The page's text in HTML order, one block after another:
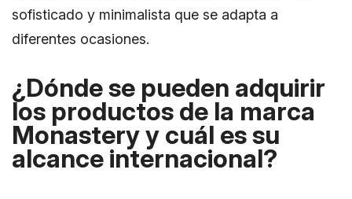
sofisticado y minimalista que se adapta a
diferentes ocasiones.
¿Dónde se pueden adquirir
los productos de la marca
Monastery y cuál es su
alcance internacional?